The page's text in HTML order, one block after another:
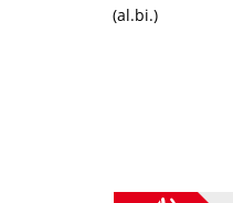
(al.bi.)